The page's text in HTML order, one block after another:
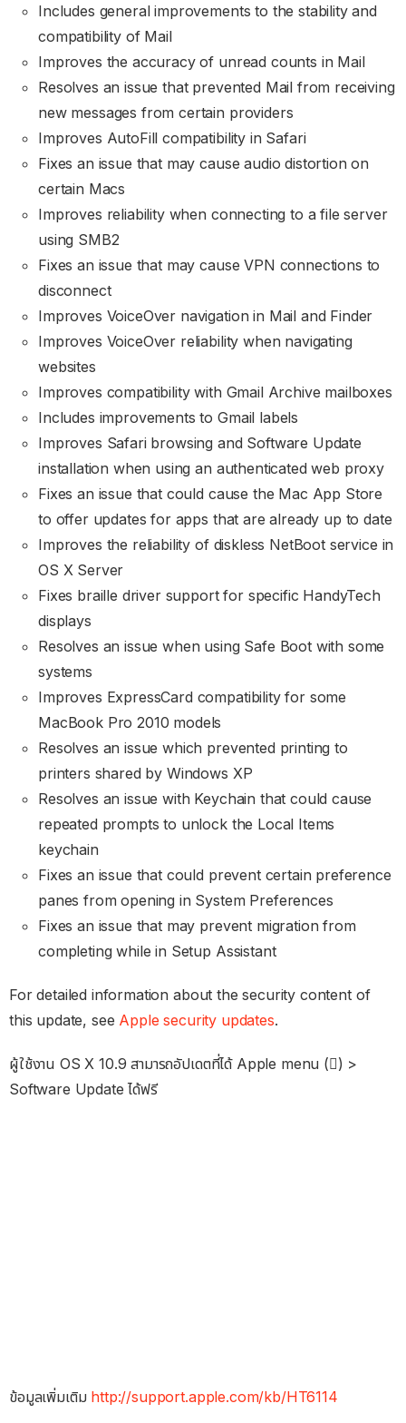
Includes general improvements to the stability and
compatibility of Mail
Improves the accuracy of unread counts in Mail
Resolves an issue that prevented Mail from receiving
new messages from certain providers
Improves AutoFill compatibility in Safari
Fixes an issue that may cause audio distortion on
certain Macs
Improves reliability when connecting to a file server
using SMB2
Fixes an issue that may cause VPN connections to
disconnect
Improves VoiceOver navigation in Mail and Finder
Improves VoiceOver reliability when navigating
websites
Improves compatibility with Gmail Archive mailboxes
Includes improvements to Gmail labels
Improves Safari browsing and Software Update
installation when using an authenticated web proxy
Fixes an issue that could cause the Mac App Store
to offer updates for apps that are already up to date
Improves the reliability of diskless NetBoot service in
OS X Server
Fixes braille driver support for specific HandyTech
displays
Resolves an issue when using Safe Boot with some
systems
Improves ExpressCard compatibility for some
MacBook Pro 2010 models
Resolves an issue which prevented printing to
printers shared by Windows XP
Resolves an issue with Keychain that could cause
repeated prompts to unlock the Local Items
keychain
Fixes an issue that could prevent certain preference
panes from opening in System Preferences
Fixes an issue that may prevent migration from
completing while in Setup Assistant
For detailed information about the security content of
this update, see Apple security updates.
ผู้ใช้งาน OS X 10.9 สามารถอัปเดตที่ได้ Apple menu () >
Software Update ได้ฟรี
ข้อมูลเพิ่มเติม http://support.apple.com/kb/HT6114